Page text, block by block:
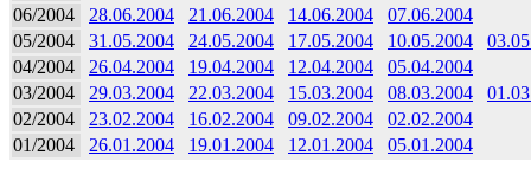
06/2004
28.06.2004 21.06.2004 14.06.2004
07.06.2004
05/2004
31.05.2004 24.05.2004 17.05.2004 10.05.2004
04/2004
26.04.2004 19.04.2004 12.04.2004
05.04.2004
03/2004
29.03.2004 22.03.2004 15.03.2004 08.03.2004
02/2004
23.02.2004 16.02.2004 09.02.2004
02.02.2004
01/2004
26.01.2004 19.01.2004 12.01.2004 05.01.2004